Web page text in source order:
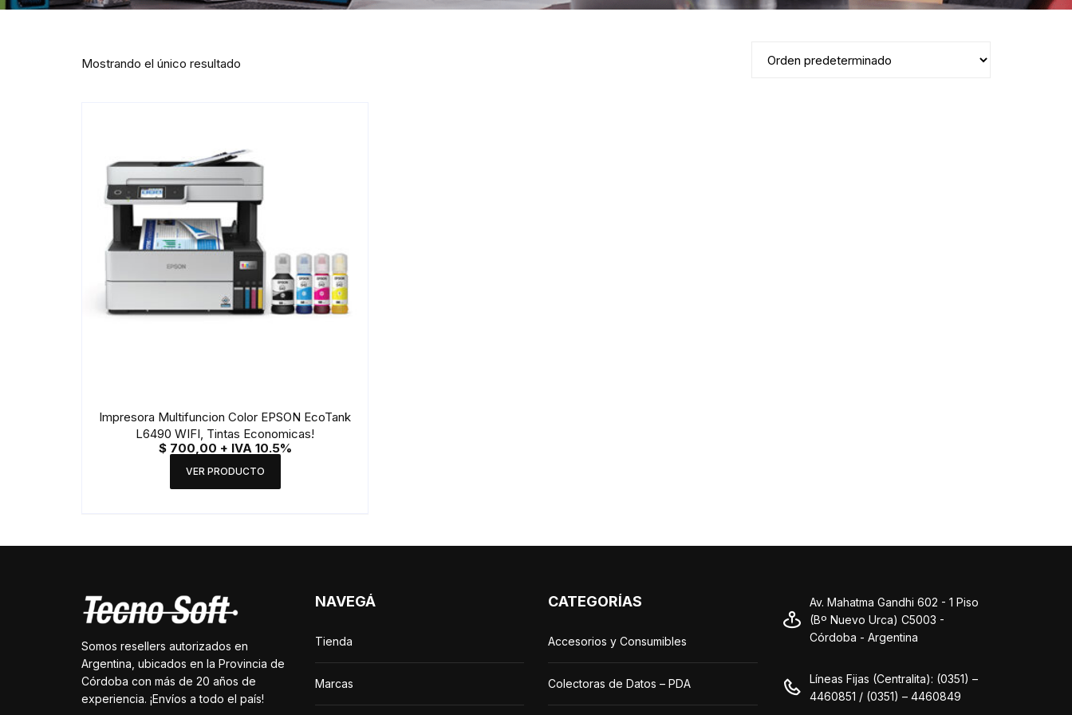
Mostrando el único resultado
Impresora Multifuncion Color EPSON EcoTank
L6490 WIFI, Tintas Economicas!
$700,00 + IVA 10.5%
VER PRODUCTO
Somos resellers autorizados en
Argentina, ubicados en la Provincia de
Córdoba con más de 20 años de
experiencia. ¡Envíos a todo el país!
NAVEGÁ
Tienda
Marcas
CATEGORÍAS
Accesorios y Consumibles
Colectoras de Datos – PDA
Av. Mahatma Gandhi 602 - 1 Piso
(Bº Nuevo Urca) C5003 -
Córdoba - Argentina
Líneas Fijas (Centralita): (0351) –
4460851 / (0351) – 4460849